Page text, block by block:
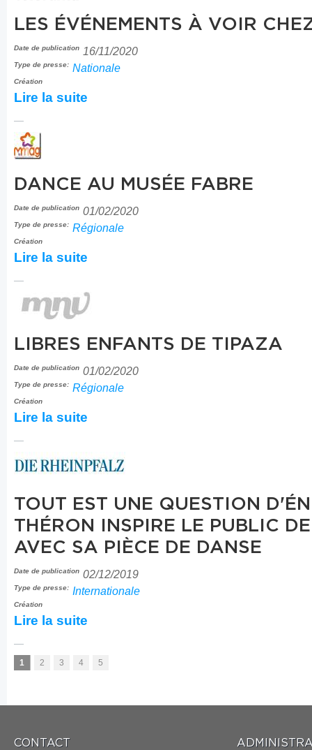
LES ÉVÉNEMENTS À VOIR
Date de publication 16/11/2020
Type de presse: Nationale
Création
Lire la suite
DANCE AU MUSÉE FABRE
Date de publication 01/02/2020
Type de presse: Régionale
Création
Lire la suite
LIBRES ENFANTS DE TIPAZA
Date de publication 01/02/2020
Type de presse: Régionale
Création
Lire la suite
TOUT EST UNE QUESTION
THÉRON INSPIRE LE PUBLIC
AVEC SA PIÈCE DE DANSE
Date de publication 02/12/2019
Type de presse: Internationale
Création
Lire la suite
Pages
1 2 3 4 5
CONTACT